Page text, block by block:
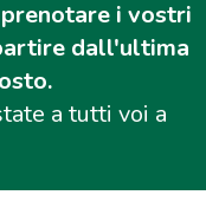
prenotare i vostri
dall'ultima
a tutti voi a